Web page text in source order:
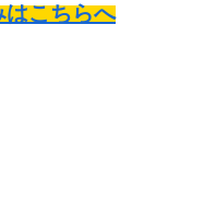
はこちらへ